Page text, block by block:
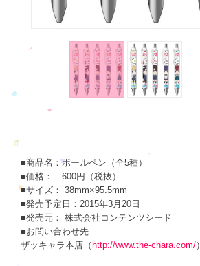
■商品名：ボールペン（全5種）
■価格： 600円（税抜）
■サイズ： 38mm×95.5mm
■発売予定日：2015年3月20日
■発売元： 株式会社コンテンツシード
■お問い合わせ先
ザッキャラ本店（ http://www.the-chara.com/）